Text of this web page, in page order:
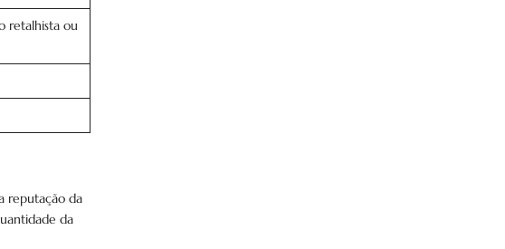
retalhista ou
reputação da
da